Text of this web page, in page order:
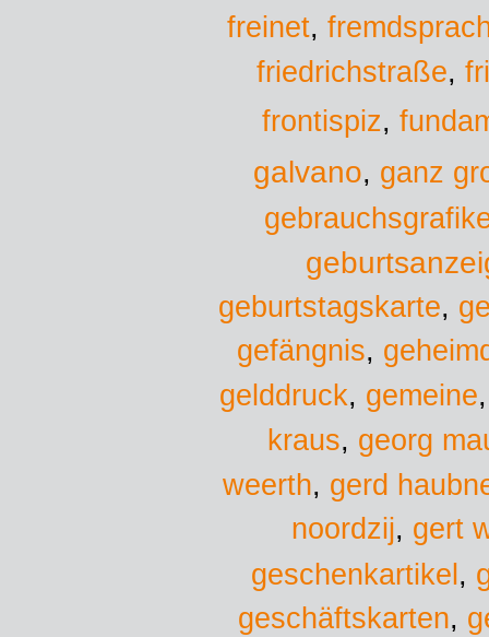
freinet,
friedrichstraße,
frontispiz,
galvano, ganz
geburtstagskarte,
gefängnis,
gelddruck, gemeine
kraus, georg
weerth, gerd
noordzij, gert
geschenkartikel ,
geschäftskarten,